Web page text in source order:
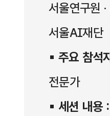
서울연구원 ·
서울AI재단
▪ 주요 참석
전문가
▪ 세션 내용 :